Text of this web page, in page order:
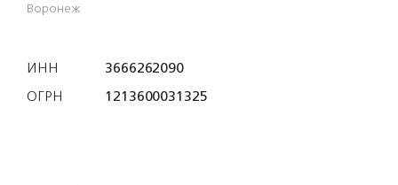
Воронеж
ИНН
3666262090
ОГРН
1213600031325